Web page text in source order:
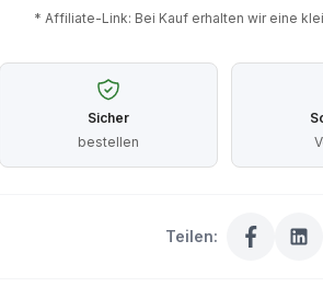
* Affiliate-Link: Bei Kauf erhalten wir eine
Sicher
bestellen
Teilen: